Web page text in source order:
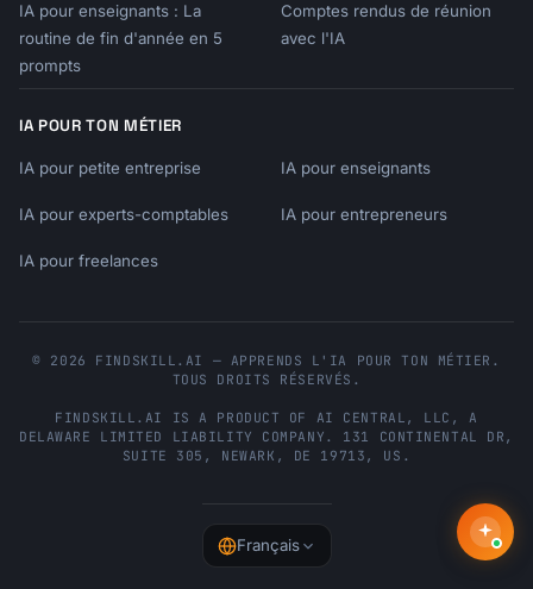
Thank you for sharing your feedback about
has been
shared with our [team] team.
Here's what happens next:
```
Subject: You asked, we listened:
IA pour enseignants : La
routine de fin d'année en 5
prompts
Comptes rendus de réunion
avec l'IA
IA POUR TON MÉTIER
IA pour petite entreprise IA pour enseignants
IA pour experts-comptables IA pour entrepreneurs
IA pour freelances
© 2026 FINDSKILL.AI — APPRENDS L'IA POUR TON MÉTIER.
TOUS DROITS RÉSERVÉS.
FINDSKILL.AI IS A PRODUCT OF AI CENTRAL, LLC , A
DELAWARE LIMITED LIABILITY COMPANY. 131 CONTINENTAL DR,
SUITE 305 , NEWARK , DE 19713 , US .
Français